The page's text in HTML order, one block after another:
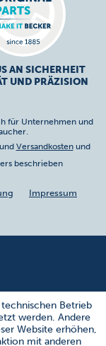
AN SICHERHEIT
UND PRÄZISION
für Unternehmen und
Versandkostenund
beschrieben
Impressum
Betrieb
werden. Andere
Website erhöhen,
mit anderen